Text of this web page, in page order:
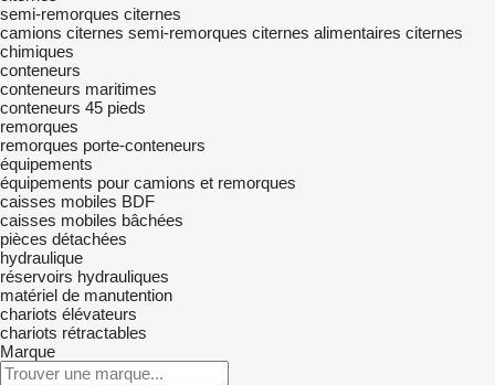
semi-remorques citernes
camions citernes semi-remorques citernes alimentaires citernes
chimiques
conteneurs
conteneurs maritimes
conteneurs 45 pieds
remorques
remorques porte-conteneurs
équipements
équipements pour camions et remorques
caisses mobiles BDF
caisses mobiles bâchées
pièces détachées
hydraulique
réservoirs hydrauliques
matériel de manutention
chariots élévateurs
chariots rétractables
Marque